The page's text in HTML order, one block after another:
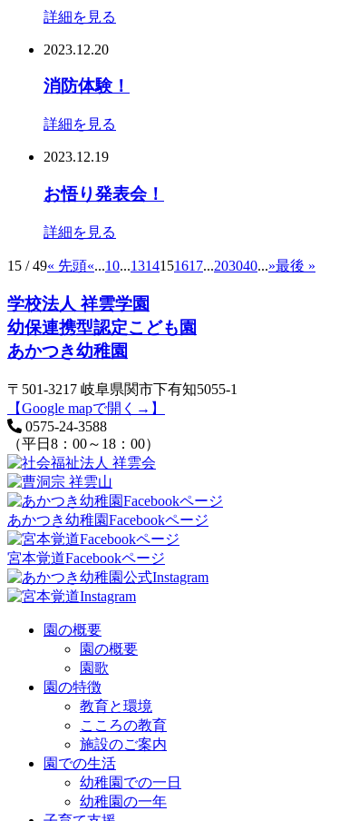
詳細を見る
2023.12.20
消防体験！
詳細を見る
2023.12.19
お悟り発表会！
詳細を見る
15 / 49« 先頭«...10...1314151617...203040...»最後 »
学校法人 祥雲学園
幼保連携型認定こども園
あかつき幼稚園
〒501-3217 岐阜県関市下有知5055-1
【Google mapで開く→】
0575-24-3588
（平日8：00～18：00）
あかつき幼稚園Facebookページ
宮本覚道Facebookページ
園の概要
園の概要
園歌
園の特徴
教育と環境
こころの教育
施設のご案内
園での生活
幼稚園での一日
幼稚園の一年